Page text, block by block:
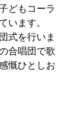
どもコーラ
います。
式を行いま
合唱団で歌
慨ひとしお